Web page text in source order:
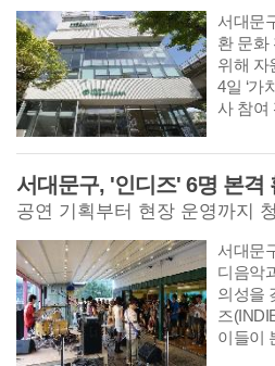
서대문
환 문화
위해 자
4일 ‘가
사 참여
서대문구, '인디즈' 6명 본격
서대문
디음악
의성을
즈
이들이